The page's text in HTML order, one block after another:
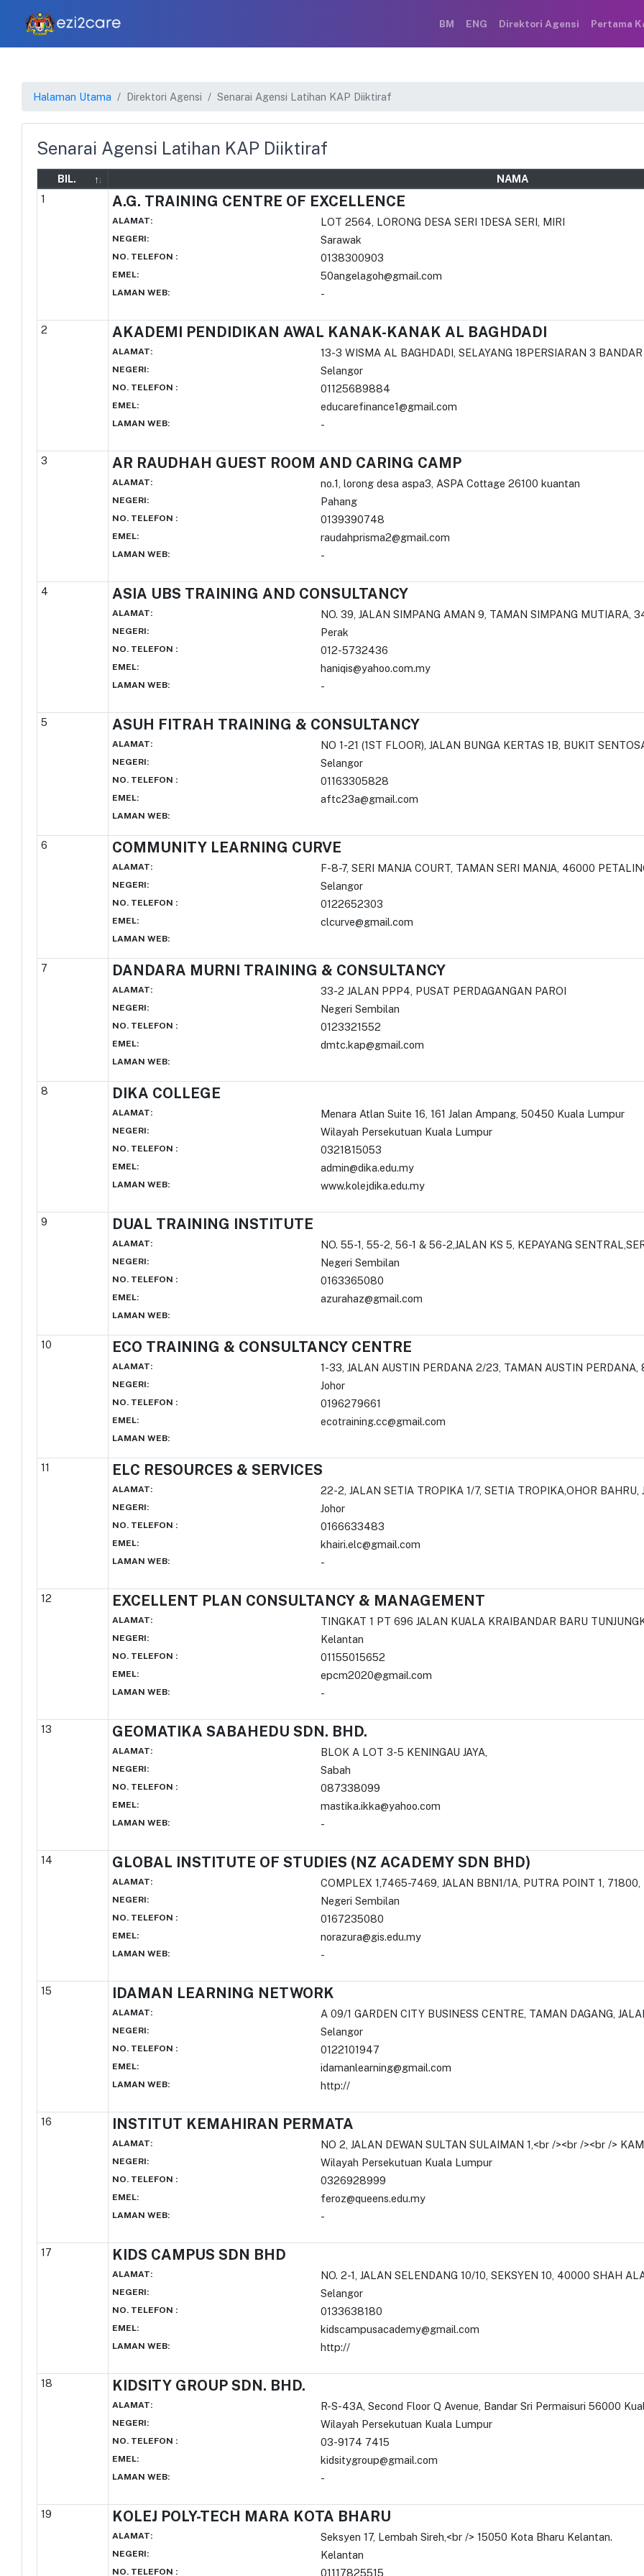
BM ENG Direktori Agensi Pertama
Halaman Utama Direktori Agensi Senarai Agensi Latihan KAP Diiktiraf
Senarai Agensi Latihan KAP Diiktiraf
BIL.
NAMA
1
A.G. TRAINING CENTRE OF EXCELLENCE
ALAMAT: LOT 2564, LORONG DESA SERI 1DESA SERI, MIRI
NEGERI: Sarawak
NO. TELEFON : 0138300903
EMEL: 50angelagoh@gmail.com
LAMAN WEB: -
2 AKADEMI PENDIDIKAN AWAL KANAK-KANAK AL BAGHDADI
ALAMAT: 13-3 WISMA AL BAGHDADI, SELAYANG 18PERSIARAN 3
NEGERI: Selangor
NO. TELEFON : 01125689884
EMEL: educarefinance1@gmail.com
LAMAN WEB: -
3 AR RAUDHAH GUEST ROOM AND CARING CAMP
ALAMAT: no.1, lorong desa aspa3, ASPA Cottage 26100 kuantan
NEGERI: Pahang
NO. TELEFON : 0139390748
EMEL: raudahprisma2@gmail.com
LAMAN WEB: -
4 ASIA UBS TRAINING AND CONSULTANCY
ALAMAT: NO. 39, JALAN SIMPANG AMAN 9, TAMAN SIMPANG MUTIARA,
NEGERI: Perak
NO. TELEFON : 012-5732436
EMEL: haniqis@yahoo.com.my
LAMAN WEB: -
5 ASUH FITRAH TRAINING & CONSULTANCY
ALAMAT: NO 1-21 (1ST FLOOR), JALAN BUNGA KERTAS 1B, BUKIT
NEGERI: Selangor
NO. TELEFON : 01163305828
EMEL: aftc23a@gmail.com
LAMAN WEB:
6 COMMUNITY LEARNING CURVE
ALAMAT: F-8-7, SERI MANJA COURT, TAMAN SERI MANJA, 46000
NEGERI: Selangor
NO. TELEFON : 0122652303
EMEL: clcurve@gmail.com
LAMAN WEB:
7 DANDARA MURNI TRAINING & CONSULTANCY
ALAMAT: 33-2 JALAN PPP4, PUSAT PERDAGANGAN PAROI
NEGERI: Negeri Sembilan
NO. TELEFON : 0123321552
EMEL: dmtc.kap@gmail.com
LAMAN WEB:
8 DIKA COLLEGE
ALAMAT: Menara Atlan Suite 16, 161 Jalan Ampang, 50450 Kuala Lumpur
NEGERI: Wilayah Persekutuan Kuala Lumpur
NO. TELEFON : 0321815053
EMEL: admin@dika.edu.my
LAMAN WEB: www.kolejdika.edu.my
9 DUAL TRAINING INSTITUTE
ALAMAT: NO. 55-1, 55-2, 56-1 & 56-2,JALAN KS 5, KEPAYANG
NEGERI: Negeri Sembilan
NO. TELEFON : 0163365080
EMEL: azurahaz@gmail.com
LAMAN WEB:
10 ECO TRAINING & CONSULTANCY CENTRE
ALAMAT: 1-33, JALAN AUSTIN PERDANA 2/23, TAMAN AUSTIN PERDANA,
NEGERI: Johor
NO. TELEFON : 0196279661
EMEL: ecotraining.cc@gmail.com
LAMAN WEB:
11 ELC RESOURCES & SERVICES
ALAMAT: 22-2, JALAN SETIA TROPIKA 1/7, SETIA TROPIKA,OHOR BAHRU,
NEGERI: Johor
NO. TELEFON : 0166633483
EMEL: khairi.elc@gmail.com
LAMAN WEB: -
12 EXCELLENT PLAN CONSULTANCY & MANAGEMENT
ALAMAT: TINGKAT 1 PT 696 JALAN KUALA KRAIBANDAR BARU
NEGERI: Kelantan
NO. TELEFON : 01155015652
EMEL: epcm2020@gmail.com
LAMAN WEB: -
13 GEOMATIKA SABAHEDU SDN. BHD.
ALAMAT: BLOK A LOT 3-5 KENINGAU JAYA,
NEGERI: Sabah
NO. TELEFON : 087338099
EMEL: mastika.ikka@yahoo.com
LAMAN WEB: -
14 GLOBAL INSTITUTE OF STUDIES (NZ ACADEMY SDN BHD)
ALAMAT: COMPLEX 1,7465-7469, JALAN BBN1/1A, PUTRA POINT 1,
NEGERI: Negeri Sembilan
NO. TELEFON : 0167235080
EMEL: norazura@gis.edu.my
LAMAN WEB: -
15 IDAMAN LEARNING NETWORK
ALAMAT: A 09/1 GARDEN CITY BUSINESS CENTRE, TAMAN DAGANG,
NEGERI: Selangor
NO. TELEFON : 0122101947
EMEL: idamanlearning@gmail.com
LAMAN WEB: http://
16 INSTITUT KEMAHIRAN PERMATA
ALAMAT: NO 2, JALAN DEWAN SULTAN SULAIMAN 1,<br /><br /><br />
NEGERI: Wilayah Persekutuan Kuala Lumpur
NO. TELEFON : 0326928999
EMEL: feroz@queens.edu.my
LAMAN WEB: -
17 KIDS CAMPUS SDN BHD
ALAMAT: NO. 2-1, JALAN SELENDANG 10/10, SEKSYEN 10, 40000 SHAH
NEGERI: Selangor
NO. TELEFON : 0133638180
EMEL: kidscampusacademy@gmail.com
LAMAN WEB: http://
18 KIDSITY GROUP SDN. BHD.
ALAMAT: R-S-43A, Second Floor Q Avenue, Bandar Sri Permaisuri 56000
NEGERI: Wilayah Persekutuan Kuala Lumpur
NO. TELEFON : 03-9174 7415
EMEL: kidsitygroup@gmail.com
LAMAN WEB: -
19 KOLEJ POLY-TECH MARA KOTA BHARU
ALAMAT: Seksyen 17, Lembah Sireh,<br /> 15050 Kota Bharu Kelantan.
NEGERI: Kelantan
NO. TELEFON : 01117825515